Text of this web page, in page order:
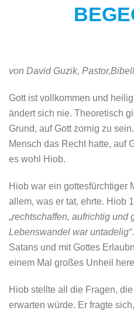
von David Guzik,
Gott ist vollkommen und
ändert sich nie. Theoretisch
Grund, auf Gott zornig zu
Mensch das Recht hatte, auf
es wohl Hiob.
Hiob war ein gottesfürchtiger
allem, was er tat, ehrte. Hiob
„rechtschaffen, aufrichtig und
Lebenswandel war untadelig“
Satans und mit Gottes
einem Mal großes Unheil
Hiob stellte all die Fragen,
erwarten würde. Er fragte